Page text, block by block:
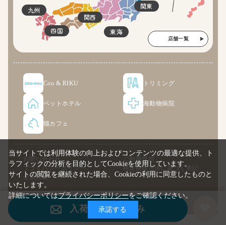
入荷案内申し込み
関東
東海
関西
四国
九州
店舗一覧
Coo & RIKU トリミング
ペットホテル 海動物病院
猫カフェ
お問い合わせ
ご利用規約
プライバシーポリシー
特定商取引法に基づく表記
企業情報
© COO PREMIUM ONLINE
当サイトでは利用体験の向上およびコンテンツの最適な提供、ト
ラフィックの分析を目的としてCookieを使用しています。
サイトの閲覧を継続された場合、Cookieの利用に同意したものと
いたします。
詳細についてはプライバシーポリシーをご確認ください。
承諾する